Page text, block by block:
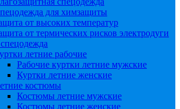
для химзащиты
от высоких температур
от термических рисков электродуги
летние рабочие
Рабочие куртки летние мужские
Куртки летние женские
костюмы
Костюмы летние мужские
Костюмы летние женские